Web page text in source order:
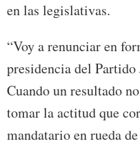
en las legislativas.
“Voy a renunciar en
presidencia del
Cuando un resultado
tomar la actitud que
mandatario en rueda